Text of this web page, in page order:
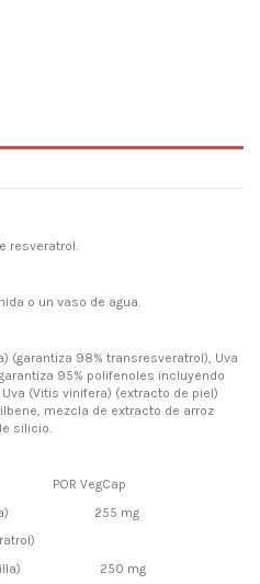
resveratrol.
o un vaso de agua.
(garantiza 98% transresveratrol), Uva
95% polifenoles incluyendo
(Vitis vinifera) (extracto de piel)
mezcla de extracto de arroz
silicio.
VegCap
rizoma) 255 mg
semilla) 250 mg